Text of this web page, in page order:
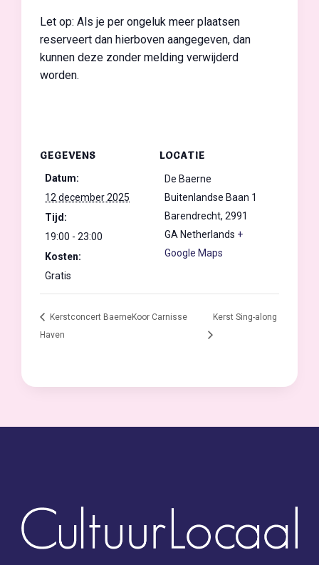
Let op: Als je per ongeluk meer plaatsen
reserveert dan hierboven aangegeven, dan
kunnen deze zonder melding verwijderd
worden.
GEGEVENS
Datum:
12 december 2025
Tijd:
19:00 - 23:00
Kosten:
Gratis
LOCATIE
De Baerne
Buitenlandse Baan 1
Barendrecht, 2991
GA Netherlands +
Google Maps
Kerstconcert BaerneKoor Carnisse
Haven
Kerst Sing-along